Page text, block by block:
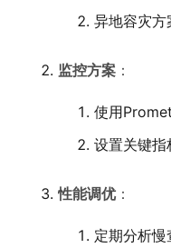
异地容灾方
监控方案 ：
使用
设置关键指
性能调优：
定期分析慢